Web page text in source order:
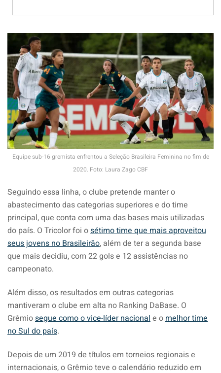
Equipe sub-16 gremista enfrentou a Seleção Brasileira Feminina no fim de
2020. Foto: Laura Zago CBF
Seguindo essa linha, o clube pretende manter o
abastecimento das categorias superiores e do time
principal, que conta com uma das bases mais utilizadas
do país. O Tricolor foi osétimo time que mais aproveitou
seus jovens no Brasileirão, além de ter a segunda base
que mais decidiu, com 22 gols e 12 assistências no
campeonato.
Além disso, os resultados em outras categorias
mantiveram o clube em alta no Ranking DaBase. O
Grêmiosegue como o vice-líder nacionale omelhor time
no Sul do país.
Depois de um 2019 de títulos em torneios regionais e
internacionais, o Grêmio teve o calendário reduzido em